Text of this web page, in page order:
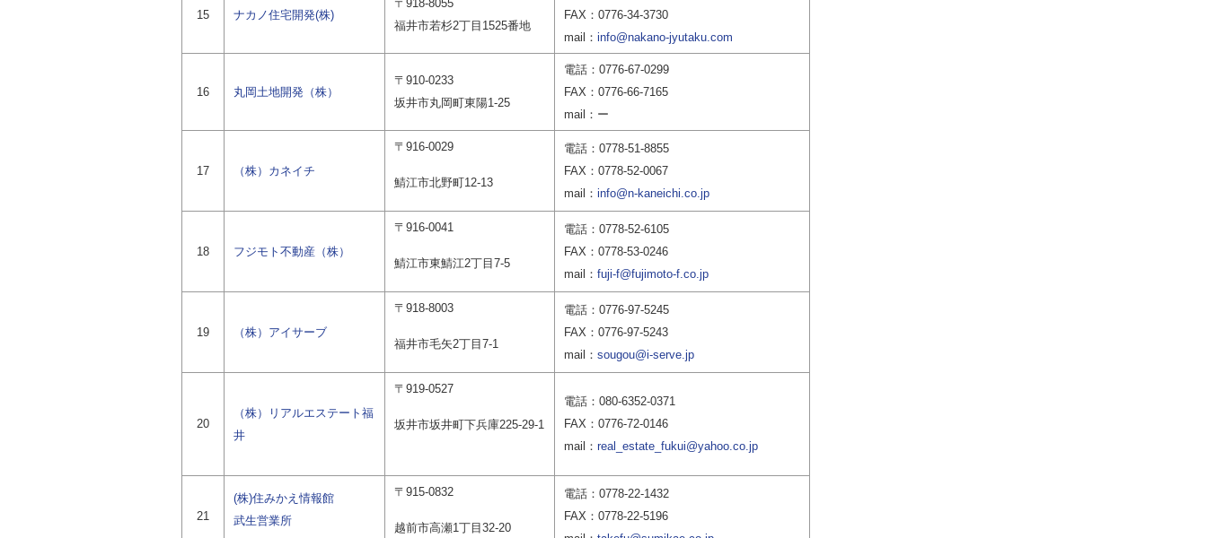
15 ナカノ住宅開発(株)
〒918-8055
福井市若杉2丁目1525番地
FAX：0776-34-3730
mail： info@nakano-jyutaku.com
16 丸岡土地開発（株）
〒910-0233
坂井市丸岡町東陽1-25
電話：0776-67-0299
FAX：0776-66-7165
mail：ー
17 （株）カネイチ
〒916-0029
鯖江市北野町12-13
電話：0778-51-8855
FAX：0778-52-0067
mail： info@n-kaneichi.co.jp
18 フジモト不動産（株）
〒916-0041
鯖江市東鯖江2丁目7-5
電話：0778-52-6105
FAX：0778-53-0246
mail： fuji-f@fujimoto-f.co.jp
19 （株）アイサーブ
〒918-8003
福井市毛矢2丁目7-1
電話：0776-97-5245
FAX：0776-97-5243
mail： sougou@i-serve.jp
20
（株）リアルエステート福
井
〒919-0527
坂井市坂井町下兵庫225-29-1
電話：080-6352-0371
FAX：0776-72-0146
mail： real_estate_fukui@yahoo.co.jp
21
(株)住みかえ情報館
武生営業所
〒915-0832
越前市高瀬1丁目32-20
電話：0778-22-1432
FAX：0778-22-5196